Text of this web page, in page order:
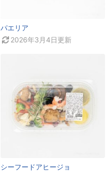
パエリア
2026年3月4日更新
シーフードアヒージョ